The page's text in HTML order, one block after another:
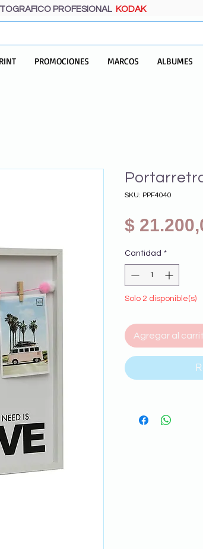
PROFESIONAL KODAK
PROMOCIONES MARCOS ALBUMES
SKU: PPF4040
$
Cantidad *
Solo 2 disponible(s)
Agregar al